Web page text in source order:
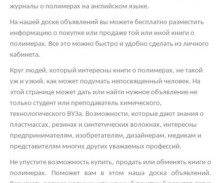
журналы о полимерах на английском языке.
На нашей доске объявлений вы можете бесплатно разместить
информацию о покупке или продаже той или иной книги о
полимерах. Все это можно быстро и удобно сделать из личного
кабинета.
Круг людей, который интересны книги о полимерах, не такой
уж и узкий, как может подумать непосвященный человек. На
этой странице может дать или найти нужное объявление не
только студент или преподаватель химического,
технологического ВУЗа. Возможности, которые дают знания о
пластмассах, резинах и синтетических волокнах, интересны
предпринимателям, изобретателям, дизайнерам, медикам и
представителям многих других уважаемых профессий.
Не упустите возможность купить, продать или обменять книги о
полимерах. Поможет вам в этом наша доска объявлений.